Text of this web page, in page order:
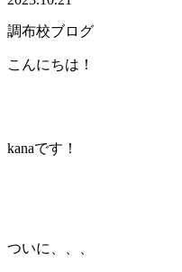
調布校ブログ
こんにちは！
kanaです！
ついに、、、